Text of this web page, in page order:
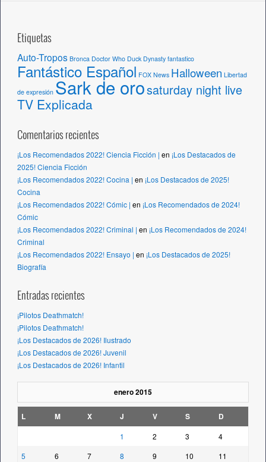
Etiquetas
Auto-Tropos Bronca Doctor Who Duck Dynasty fantastico
Fantástico Español FOX News Halloween Libertad
de expresión Sark de orosaturday night live
TV Explicada
Comentarios recientes
¡Los Recomendados 2022! Ciencia Ficción | en ¡Los Destacados de
2025! Ciencia Ficción
¡Los Recomendados 2022! Cocina | en ¡Los Destacados de 2025!
Cocina
¡Los Recomendados 2022! Cómic | en ¡Los Recomendados de 2024!
Cómic
¡Los Recomendados 2022! Criminal | en ¡Los Recomendados de 2024!
Criminal
¡Los Recomendados 2022! Ensayo | en ¡Los Destacados de 2025!
Biografía
Entradas recientes
¡Pilotos Deathmatch!
¡Pilotos Deathmatch!
¡Los Destacados de 2026! Ilustrado
¡Los Destacados de 2026! Juvenil
¡Los Destacados de 2026! Infantil
enero 2015
L M X J V S D
1 2 3
4
5
6 7 8 9 10
11